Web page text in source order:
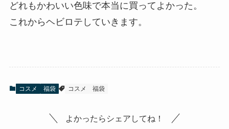
どれもかわいい色味で本当に買ってよかった。
これからヘビロテしていきます。
コスメ 福袋 コスメ 福袋
よかったらシェアしてね！